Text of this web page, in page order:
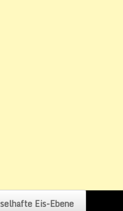
Eis-Ebene